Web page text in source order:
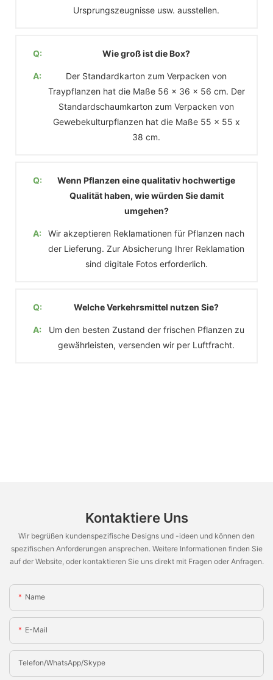
Ursprungszeugnisse usw. ausstellen.
Q: Wie groß ist die Box?
A:
Der Standardkarton zum Verpacken von
Traypflanzen hat die Maße 56 x 36 x 56 cm. Der
Standardschaumkarton zum Verpacken von
Gewebekulturpflanzen hat die Maße 55 x 55 x
38 cm.
Q:
Wenn Pflanzen eine qualitativ hochwertige
Qualität haben, wie würden Sie damit
umgehen?
A:
Wir akzeptieren Reklamationen für Pflanzen nach
der Lieferung. Zur Absicherung Ihrer Reklamation
sind digitale Fotos erforderlich.
Q: Welche Verkehrsmittel nutzen Sie?
A:
Um den besten Zustand der frischen Pflanzen zu
gewährleisten, versenden wir per Luftfracht.
Kontaktiere Uns
Wir begrüßen kundenspezifische Designs und -ideen und können den
spezifischen Anforderungen ansprechen. Weitere Informationen finden Sie
auf der Website, oder kontaktieren Sie uns direkt mit Fragen oder Anfragen.
Name
E-Mail
Telefon/WhatsApp/Skype